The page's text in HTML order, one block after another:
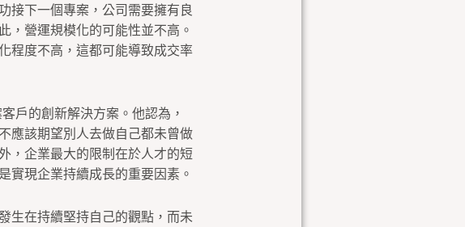
接下一個專案，公司需要擁有良
，營運規模化的可能性並不高。
程度不高，這都可能導致成交率
戶的創新解決方案。他認為，
應該期望別人去做自己都未曾做
，企業最大的限制在於人才的短
實現企業持續成長的重要因素。
生在持續堅持自己的觀點，而未